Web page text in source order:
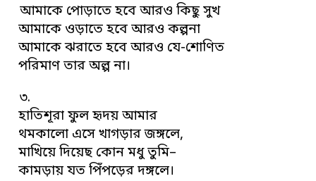
আমাকে পোড়াতে হবে আরও কিছু সুখ
আমাকে ওড়াতে হবে আরও কল্পনা
আমাকে ঝরাতে হবে আরও যে-শোণিত
পরিমাণ তার অল্প না।
৩.
হাতিশূরা ফুল হৃদয় আমার
থমকালো এসে খাগড়ার জঙ্গলে,
মাখিয়ে দিয়েছ কোন মধু তুমি–
কামড়ায় যত পিঁপড়ের দঙ্গলে।